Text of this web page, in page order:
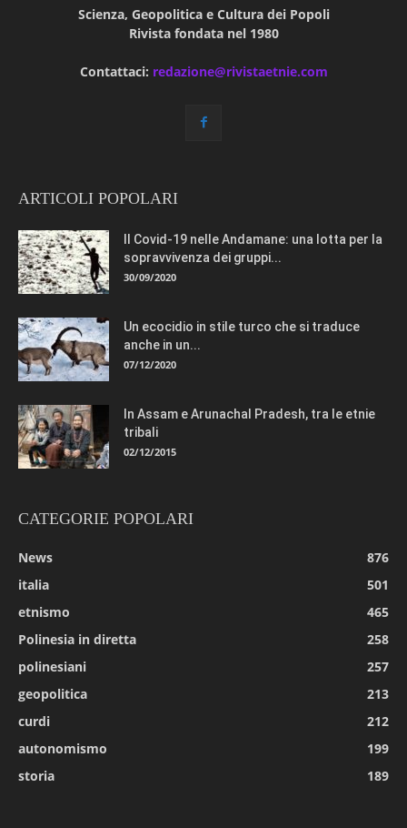
Scienza, Geopolitica e Cultura dei Popoli
Rivista fondata nel 1980
Contattaci: redazione@rivistaetnie.com
ARTICOLI POPOLARI
Il Covid-19 nelle Andamane: una lotta per la
sopravvivenza dei gruppi...
30/09/2020
Un ecocidio in stile turco che si traduce
anche in un...
07/12/2020
In Assam e Arunachal Pradesh, tra le etnie
tribali
02/12/2015
CATEGORIE POPOLARI
News
876
italia
501
etnismo
465
Polinesia in diretta
258
polinesiani
257
geopolitica
213
curdi
212
autonomismo
199
storia
189